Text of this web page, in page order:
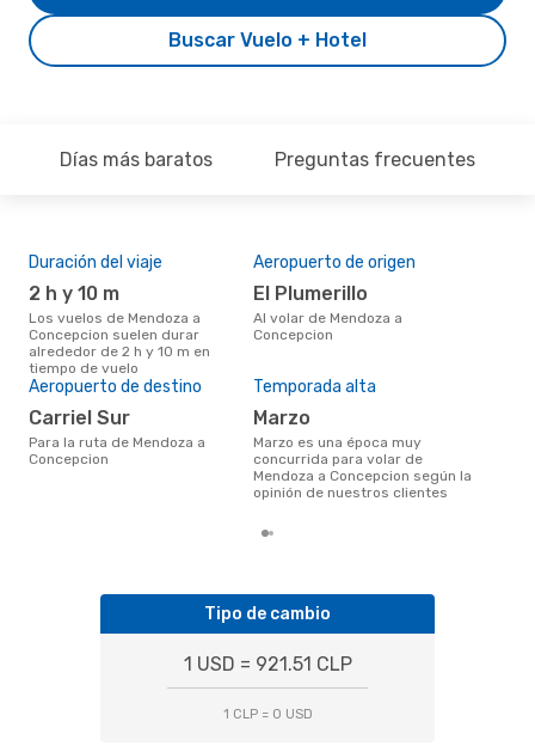
Buscar Vuelo + Hotel
Días más baratos Preguntas frecuentes
Duración del viaje
2 h y 10 m
Los vuelos de Mendoza a
Concepcion suelen durar
alrededor de 2 h y 10 m en
tiempo de vuelo
Aeropuerto de origen
El Plumerillo
Al volar de Mendoza a
Concepcion
Aeropuerto de destino
Carriel Sur
Para la ruta de Mendoza a
Concepcion
Temporada alta
marzo
marzo es una época muy
concurrida para volar de
Mendoza a Concepcion según la
opinión de nuestros clientes
Tipo de cambio
1 USD = 921.51 CLP
1 CLP = 0 USD